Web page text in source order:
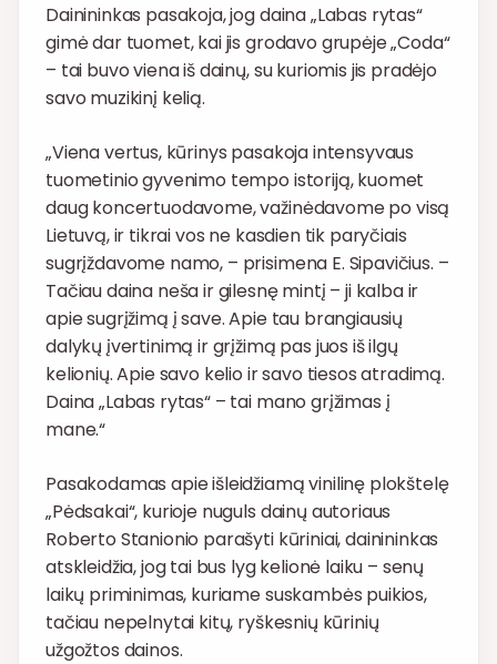
Dainininkas pasakoja, jog daina „Labas rytas“
gimė dar tuomet, kai jis grodavo grupėje „Coda“
– tai buvo viena iš dainų, su kuriomis jis pradėjo
savo muzikinį kelią.
„Viena vertus, kūrinys pasakoja intensyvaus
tuometinio gyvenimo tempo istoriją, kuomet
daug koncertuodavome, važinėdavome po visą
Lietuvą, ir tikrai vos ne kasdien tik paryčiais
sugrįždavome namo, – prisimena E. Sipavičius. –
Tačiau daina neša ir gilesnę mintį – ji kalba ir
apie sugrįžimą į save. Apie tau brangiausių
dalykų įvertinimą ir grįžimą pas juos iš ilgų
kelionių. Apie savo kelio ir savo tiesos atradimą.
Daina „Labas rytas“ – tai mano grįžimas į
mane.“
Pasakodamas apie išleidžiamą vinilinę plokštelę
„Pėdsakai“, kurioje nuguls dainų autoriaus
Roberto Stanionio parašyti kūriniai, dainininkas
atskleidžia, jog tai bus lyg kelionė laiku – senų
laikų priminimas, kuriame suskambės puikios,
tačiau nepelnytai kitų, ryškesnių kūrinių
užgožtos dainos.